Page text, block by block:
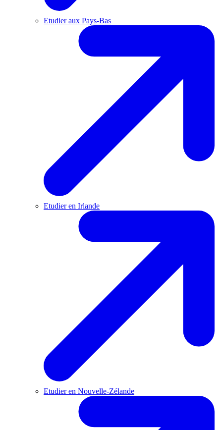
Etudier aux Pays-Bas
Etudier en Irlande
Etudier en Nouvelle-Zélande